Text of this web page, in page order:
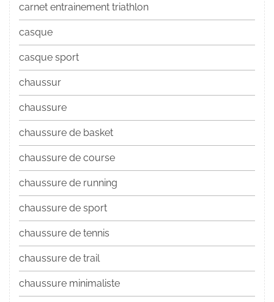
carnet entrainement triathlon
casque
casque sport
chaussur
chaussure
chaussure de basket
chaussure de course
chaussure de running
chaussure de sport
chaussure de tennis
chaussure de trail
chaussure minimaliste